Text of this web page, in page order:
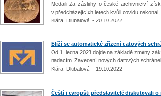
Medaili Za zásluhy o české archivnictví
v předcházejících letech kvůli covidu nekonal,
Klára Dlubalová - 20.10.2022
Blíží se automatické zřízení datových
Od 1. ledna 2023 dojde na základě změny
nadacím. Zavedení nových datových
Klára Dlubalová - 19.10.2022
Čeští i evropští představitelé diskutovali o